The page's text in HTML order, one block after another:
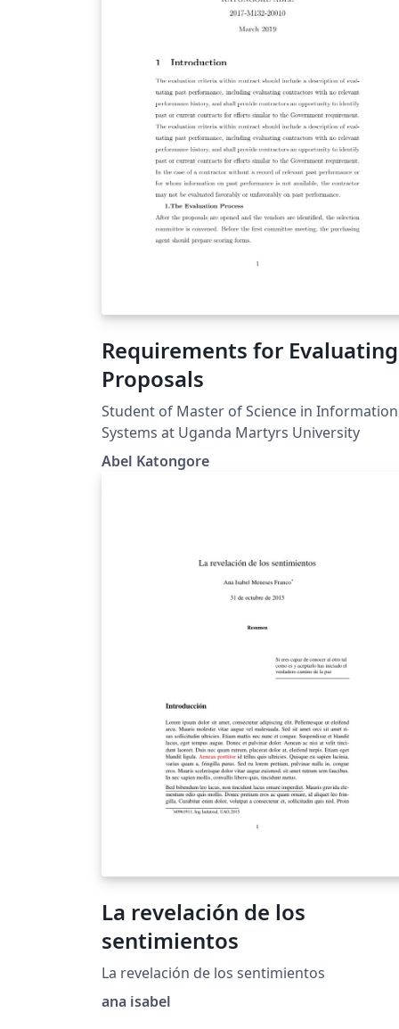
Requirements for Evaluating
Proposals
Student of Master of Science in Information
Systems at Uganda Martyrs University
Abel Katongore
La revelación de los
sentimientos
La revelación de los sentimientos
ana isabel